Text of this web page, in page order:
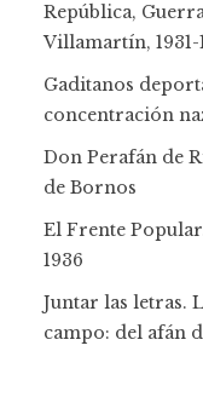
República,
Villamartín, 1931-
Gaditanos
concentración
Don Perafán de
de Bornos
El Frente
1936
Juntar las letras.
campo: del afán